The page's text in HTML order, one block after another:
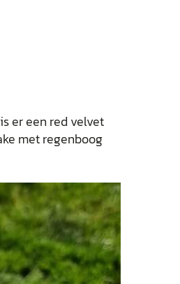
er een red velvet
met regenboog